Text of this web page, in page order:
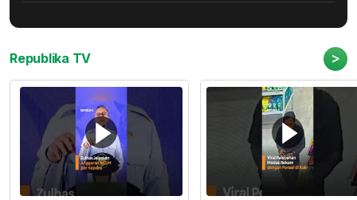
Republika TV >